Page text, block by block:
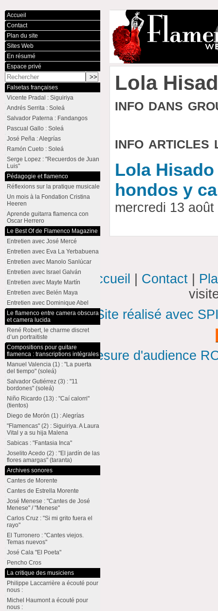
Lola
info dans
info articles
Lola
hondos y
mercredi 13
Accueil
Contact
Plan du site
Sites Web
En résumé
Espace privé
Falsetas françaises
Vicente Pradal : Siguiriya
Andrés Serrita : Soleá
Salvador Paterna : Fandangos
Pascual Gallo : Soleá
José Peña : Alegrías
Ramón Cueto : Soleá
Serge Lopez : "Recuerdos de Juan
Luis"
Pédagogie et flamenco
Réflexions sur la pratique musicale
Un mois à la Fondation Cristina
Heeren
Aprende guitarra flamenca con
Oscar Herrero
Le Best Of de Flamenco Magazine
Entretien avec José Mercé
Entretien avec Eva La Yerbabuena
Entretien avec Manolo Sanlúcar
Entretien avec Israel Galván
Entretien avec Mayte Martín
Entretien avec Belén Maya
Entretien avec Dominique Abel
Le flamenco entre camera obscura
et camera lucida
René Robert, le charme discret
d’un portraitiste
Compositions pour guitare
flamenca : transcriptions intégrales
Manuel Valencia (1) : "La puerta
del tiempo" (soleá)
Salvador Gutiérrez (3) : "11
bordones" (soleá)
Niño Ricardo (13) : "Caí calorri"
(tientos)
Diego de Morón (1) : Alegrías
"Flamencas" (2) : Siguiriya. A Laura
Vital y a su hija Malena
Sabicas : "Fantasia Inca"
Joselito Acedo (2) : "El jardín de las
flores amargas" (taranta)
Archives sonores
Cantes de Morente
Cantes de Estrella Morente
José Menese : "Cantes de José
Menese" / "Menese"
Carlos Cruz : "Si mi grito fuera el
rayo"
El Turronero : "Cantes viejos.
Temas nuevos"
José Cala "El Poeta"
Pencho Cros
La critique des musiciens
Philippe Laccarrière a écouté pour
nous :
Michel Haumont a écouté pour
nous :
Accueil Contact
Site réalisé avec
Mesure d'audience